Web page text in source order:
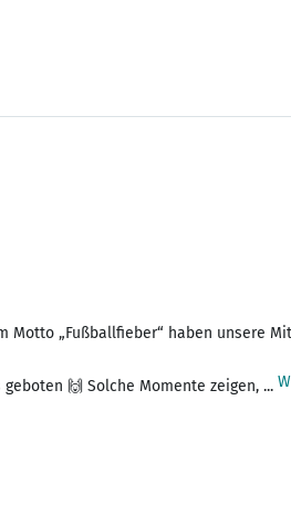
„Fußballfieber“ haben unsere
🙌 Solche Momente zeigen, ...